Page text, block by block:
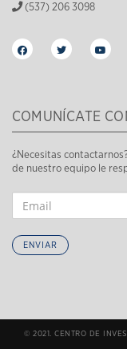
(537) 206 3098
COMUNÍCATE
¿Necesitas
de nuestro equipo le
ENVIAR
© 2021. CENTRO DE